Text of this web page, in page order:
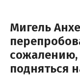
Мигель
сожалению,
подняться